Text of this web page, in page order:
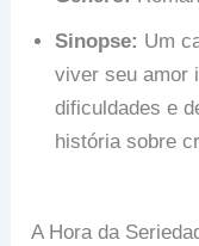
Sinopse: Um
viver seu amor
dificuldades e
história sobre
A Hora da